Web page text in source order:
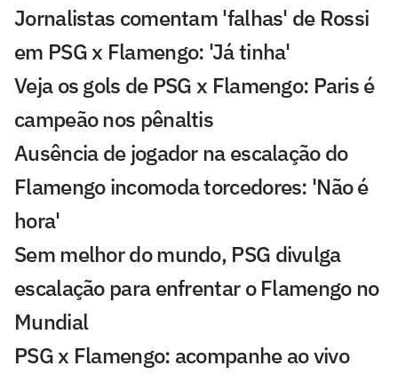
Jornalistas comentam 'falhas' de Rossi
em PSG x Flamengo: 'Já tinha'
Veja os gols de PSG x Flamengo: Paris é
campeão nos pênaltis
Ausência de jogador na escalação do
Flamengo incomoda torcedores: 'Não é
hora'
Sem melhor do mundo, PSG divulga
escalação para enfrentar o Flamengo no
Mundial
PSG x Flamengo: acompanhe ao vivo